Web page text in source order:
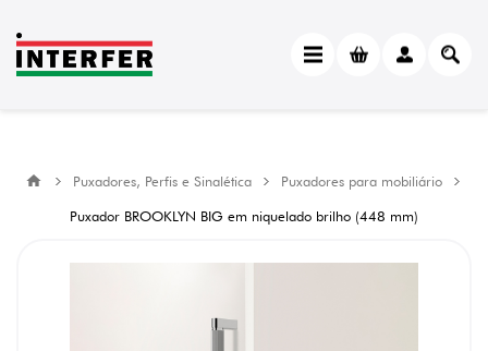
Puxadores, Perfis e Sinalética
Puxadores para mobiliário
Puxador BROOKLYN BIG em niquelado brilho (448 mm)